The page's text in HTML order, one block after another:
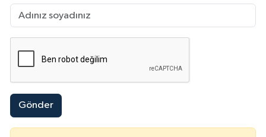
Gönder